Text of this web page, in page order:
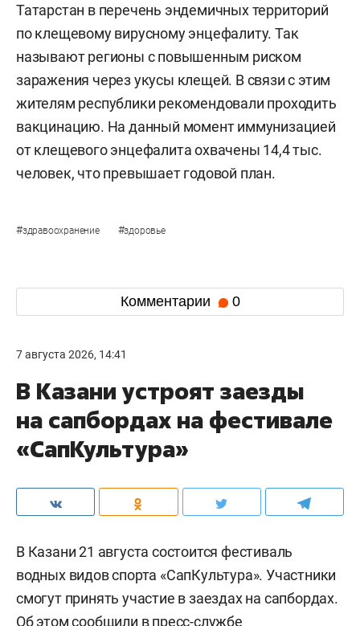
Татарстан в перечень эндемичных территорий
по клещевому вирусному энцефалиту. Так
называют регионы с повышенным риском
заражения через укусы клещей. В связи с этим
жителям республики рекомендовали проходить
вакцинацию. На данный момент иммунизацией
от клещевого энцефалита охвачены 14,4 тыс.
человек, что превышает годовой план.
#здравоохранение #здоровье
Комментарии 0
7 августа 2026, 14:41
В Казани устроят заезды
на сапбордах на фестивале
«СапКультура»
В Казани 21 августа состоится фестиваль
водных видов спорта «СапКультура». Участники
смогут принять участие в заездах на сапбордах.
Об этом сообщили в пресс-службе